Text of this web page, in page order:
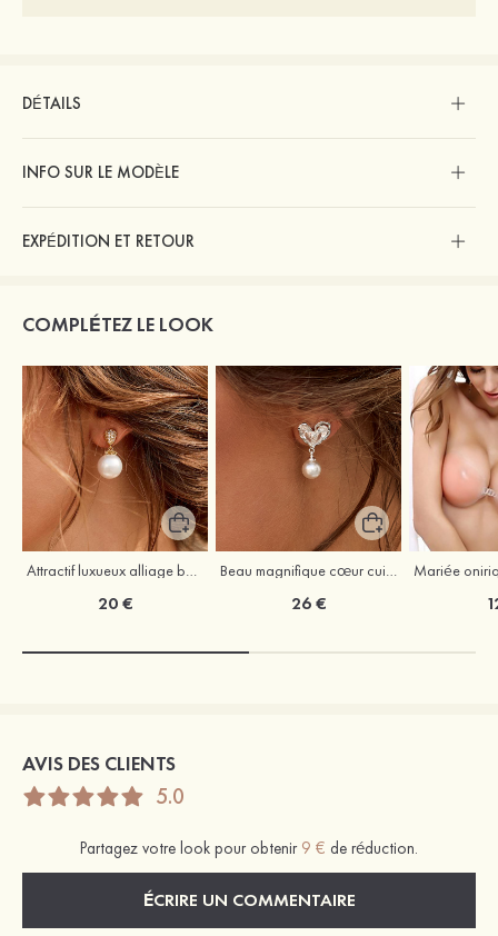
DÉTAILS
INFO SUR LE MODÈLE
EXPÉDITION ET RETOUR
COMPLÉTEZ LE LOOK
Attractif luxueux alliage boucles d'oreilles avec zircone cubique perles d'imitation
20 €
Beau magnifique cœur cuivre argent 925 boucles d'oreilles avec zircone cubique perles d'imitation
26 €
AVIS DES CLIENTS
5.0
Partagez votre look pour obtenir 9 € de réduction.
ÉCRIRE UN COMMENTAIRE